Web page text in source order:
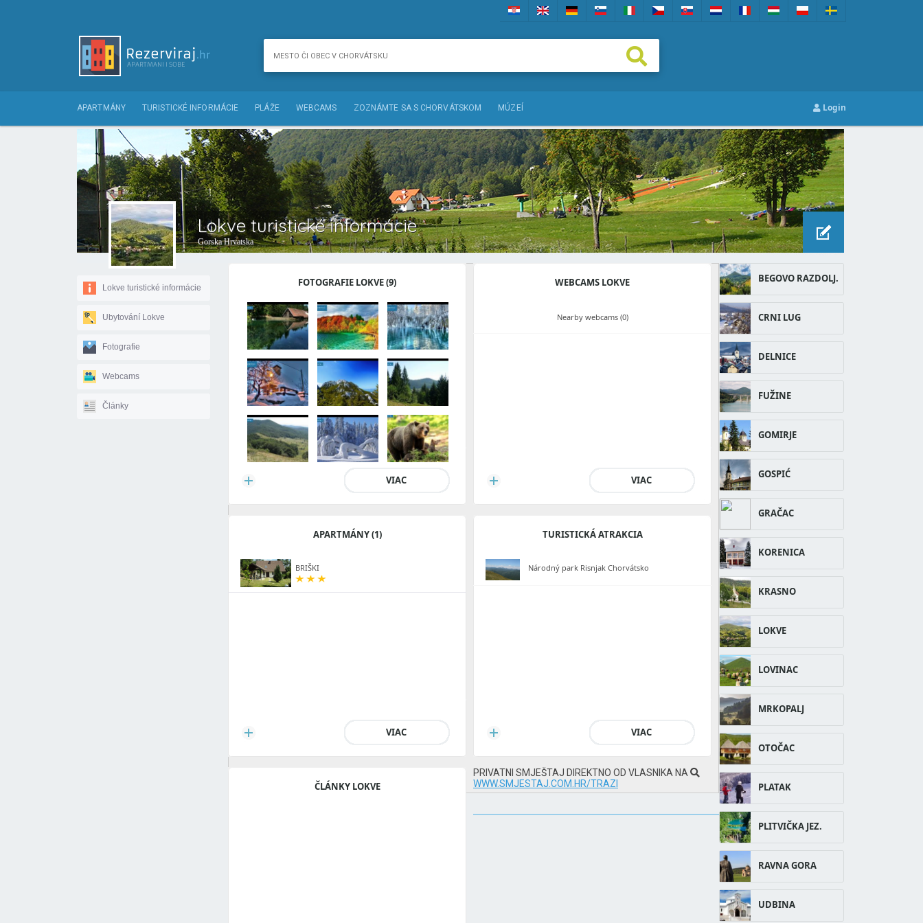
APARTMÁNY TURISTICKÉ INFORMÁCIE PLÁŽE WEBCAMS ZOZNÁMTE SA S CHORVÁTSKOM MÚZEÍ Login
Lokve turistické informácie
Gorska Hrvatska
Lokve turistické informácie
Ubytování Lokve
Fotografie
Webcams
Články
FOTOGRAFIE LOKVE (9)
VIAC
APARTMÁNY (1)
BRIŠKI
VIAC
ČLÁNKY LOKVE
WEBCAMS LOKVE
Nearby webcams (0)
VIAC
TURISTICKÁ ATRAKCIA
Národný park Risnjak Chorvátsko
VIAC
PRIVATNI SMJEŠTAJ DIREKTNO OD VLASNIKA NA
WWW.SMJESTAJ.COM.HR/TRAZI
BEGOVO RAZDOLJ.
CRNI LUG
DELNICE
FUŽINE
GOMIRJE
GOSPIĆ
GRAČAC
KORENICA
KRASNO
LOKVE
LOVINAC
MRKOPALJ
OTOČAC
PLATAK
PLITVIČKA JEZ.
RAVNA GORA
UDBINA